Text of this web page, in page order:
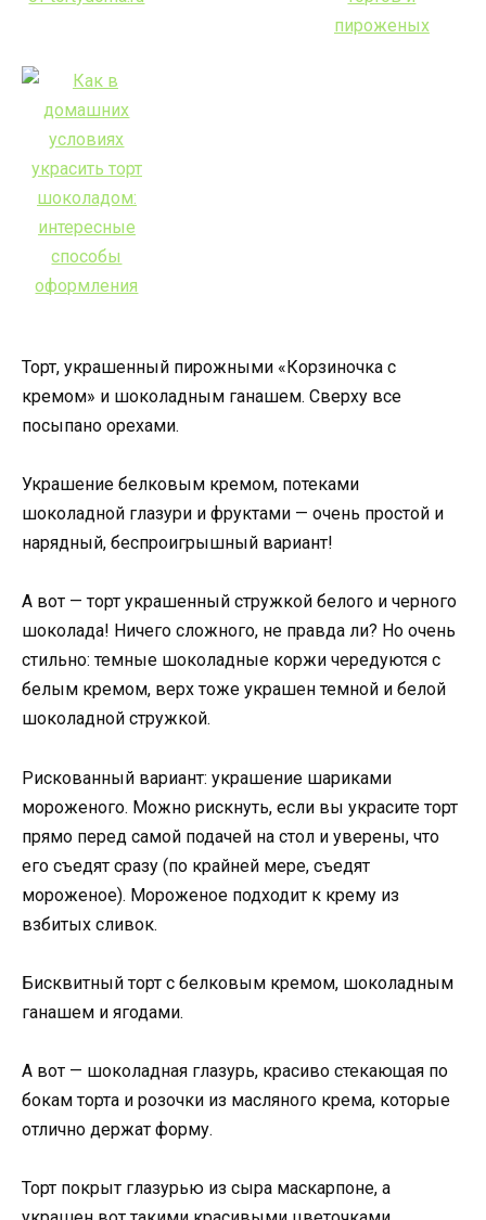
Торт, украшенный пирожными «Корзиночка с
кремом» и шоколадным ганашем. Сверху все
посыпано орехами.
Украшение белковым кремом, потеками
шоколадной глазури и фруктами — очень простой и
нарядный, беспроигрышный вариант!
А вот — торт украшенный стружкой белого и черного
шоколада! Ничего сложного, не правда ли? Но очень
стильно: темные шоколадные коржи чередуются с
белым кремом, верх тоже украшен темной и белой
шоколадной стружкой.
Рискованный вариант: украшение шариками
мороженого. Можно рискнуть, если вы украсите торт
прямо перед самой подачей на стол и уверены, что
его съедят сразу (по крайней мере, съедят
мороженое). Мороженое подходит к крему из
взбитых сливок.
Бисквитный торт с белковым кремом, шоколадным
ганашем и ягодами.
А вот — шоколадная глазурь, красиво стекающая по
бокам торта и розочки из масляного крема, которые
отлично держат форму.
Торт покрыт глазурью из сыра маскарпоне, а